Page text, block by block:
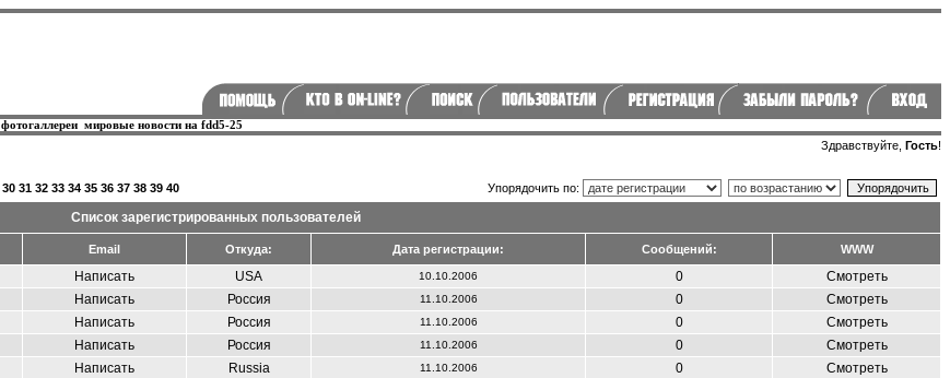
фотогаллереи мировые новости на fdd5-25
Здравствуйте, Гость!
30 31 32 33 34 35 36 37 38 39 40 Упорядочить по:
Список зарегистрированных пользователей
Email Откуда: Дата регистрации: Сообщений: WWW
Написать USA 10.10.2006 0
Смотреть
Написать Россия 11.10.2006 0
Смотреть
Написать Россия 11.10.2006 0
Смотреть
Написать Россия 11.10.2006 0
Смотреть
Написать Russia 11.10.2006 0
Смотреть